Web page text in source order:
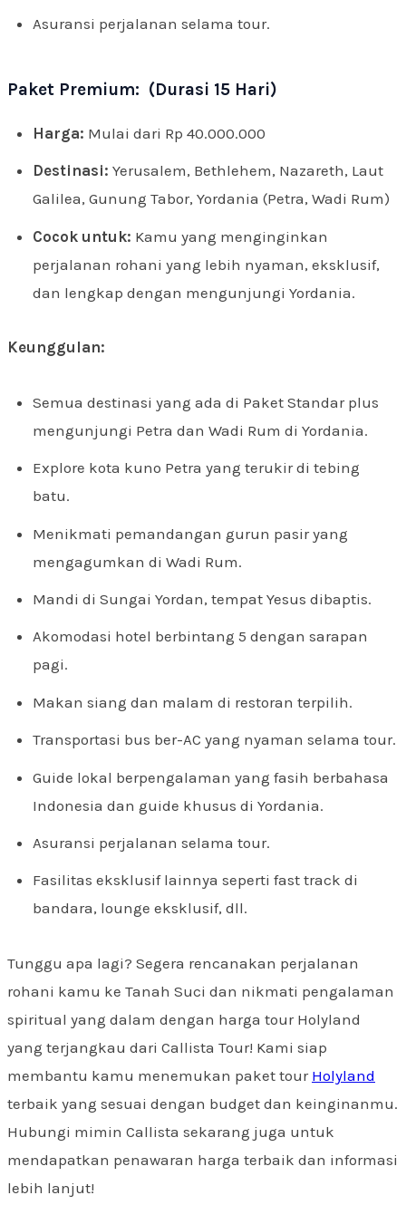
Asuransi perjalanan selama tour.
Paket Premium: (Durasi 15 Hari)
Harga: Mulai dari Rp 40.000.000
Destinasi: Yerusalem, Bethlehem, Nazareth, Laut
Galilea, Gunung Tabor, Yordania (Petra, Wadi Rum)
Cocok untuk: Kamu yang menginginkan
perjalanan rohani yang lebih nyaman, eksklusif,
dan lengkap dengan mengunjungi Yordania.
Keunggulan:
Semua destinasi yang ada di Paket Standar plus
mengunjungi Petra dan Wadi Rum di Yordania.
Explore kota kuno Petra yang terukir di tebing
batu.
Menikmati pemandangan gurun pasir yang
mengagumkan di Wadi Rum.
Mandi di Sungai Yordan, tempat Yesus dibaptis.
Akomodasi hotel berbintang 5 dengan sarapan
pagi.
Makan siang dan malam di restoran terpilih.
Transportasi bus ber-AC yang nyaman selama tour.
Guide lokal berpengalaman yang fasih berbahasa
Indonesia dan guide khusus di Yordania.
Asuransi perjalanan selama tour.
Fasilitas eksklusif lainnya seperti fast track di
bandara, lounge eksklusif, dll.
Tunggu apa lagi? Segera rencanakan perjalanan
rohani kamu ke Tanah Suci dan nikmati pengalaman
spiritual yang dalam dengan harga tour Holyland
yang terjangkau dari Callista Tour! Kami siap
membantu kamu menemukan paket tour Holyland
terbaik yang sesuai dengan budget dan keinginanmu.
Hubungi mimin Callista sekarang juga untuk
mendapatkan penawaran harga terbaik dan informasi
lebih lanjut!